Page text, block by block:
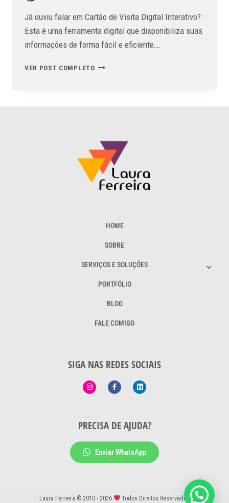
Já ouviu falar em Cartão de Visita Digital Interativo?
Esta é uma ferramenta digital que disponibiliza suas
informações de forma fácil e eficiente….
VER POST COMPLETO
HOME
SOBRE
SERVIÇOS E SOLUÇÕES
PORTFÓLIO
BLOG
FALE COMIGO
SIGA NAS REDES SOCIAIS
PRECISA DE AJUDA?
Enviar WhatsApp
Laura Ferreira © 2010 - 2026 Todos Direitos Reservados